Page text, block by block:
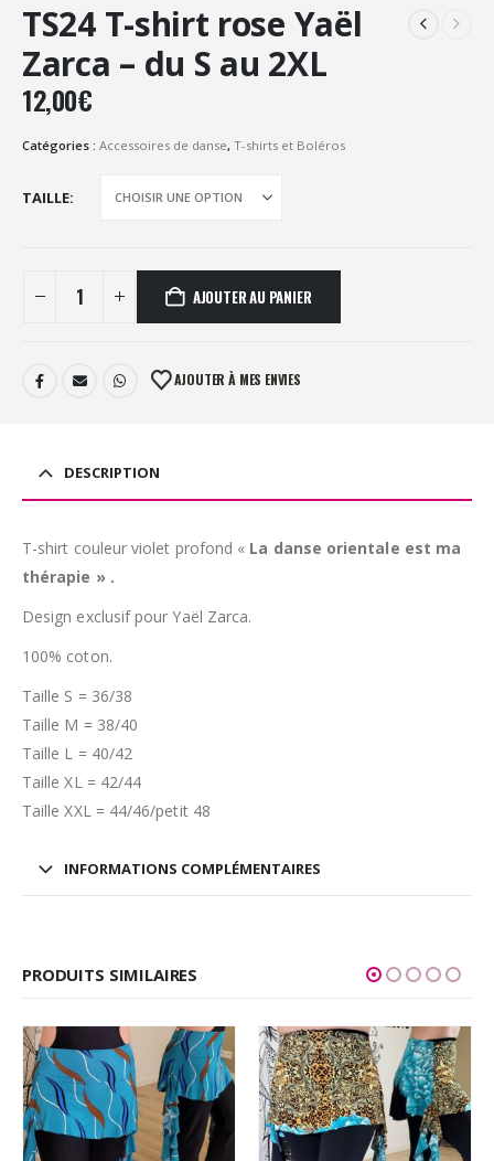
TS24 T-shirt rose Yaël
Zarca – du S au 2XL
12,00€
Catégories : Accessoires de danse, T-shirts et Boléros
TAILLE
AJOUTER AU PANIER
AJOUTER À MES ENVIES
DESCRIPTION
T-shirt couleur violet profond « La danse orientale est ma
thérapie » .
Design exclusif pour Yaël Zarca.
100% coton.
Taille S = 36/38
Taille M = 38/40
Taille L = 40/42
Taille XL = 42/44
Taille XXL = 44/46/petit 48
INFORMATIONS COMPLÉMENTAIRES
PRODUITS SIMILAIRES